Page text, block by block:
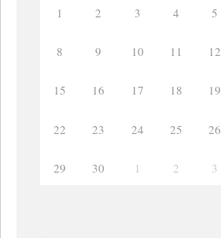
1 2 3 4 5
8 9 10 11 12
15 16 17 18 19
22 23 24 25 26
29 30 1 2 3